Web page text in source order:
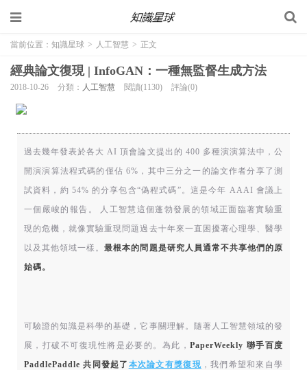
當前位置： 知識星球 > 人工智慧 > 正文
經典論文復現 | InfoGAN：一種無監督生成方法
2018-10-26 分類： 人工智慧 閱讀(1130) 評論(0)
過去幾年發表於各大 AI 頂會論文提出的 400 多種演演算法中，公
開演演算法程式碼的僅佔 6%，其中三分之一的論文作者分享了測
試資料，約 54% 的分享包含“偽程式碼”。這是今年 AAAI 會議上
一個嚴峻的報告。
人工智慧這個蓬勃發展的領域正面臨著實驗重
現的危機，就像實驗重現問題過去十年來一直困擾著心理學、醫學
以及其他領域一樣。最根本的問題是研究人員通常不共享他們的原
始碼。
可驗證的知識是科學的基礎，它事關理解。隨著人工智慧領域的發
展，打破不可復現性將是必要的。為此，PaperWeekly 聯手百度
PaddlePaddle 共同發起了 本次論文有獎復現，我們希望和來自學